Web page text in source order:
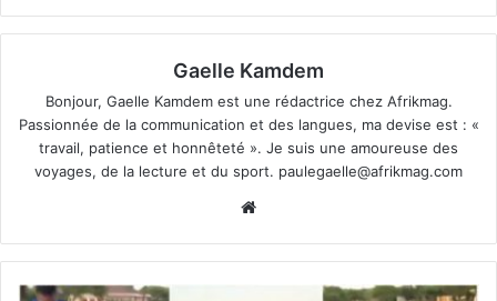
Gaelle Kamdem
Bonjour, Gaelle Kamdem est une rédactrice chez Afrikmag.
Passionnée de la communication et des langues, ma devise est : «
travail, patience et honnêteté ». Je suis une amoureuse des
voyages, de la lecture et du sport. paulegaelle@afrikmag.com